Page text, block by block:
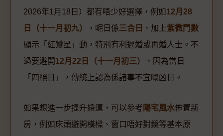
2026年1月18日）都有唔少好選擇，例如 12月28
日（十一月初九）
，呢日係三合日 ，加上紫微鬥數
顯示「紅鸞星」動，特別有利遲婚或再婚人士。不
過要避開12月22日（十一月初三）
，因為當日
「四絕日」，傳統上認為係諸事不宜嘅凶日。
如果想進一步提升婚運，可以參考 陽宅風水佈置新
房，例如床頭避開橫樑、窗口唔好對鏡等基本原